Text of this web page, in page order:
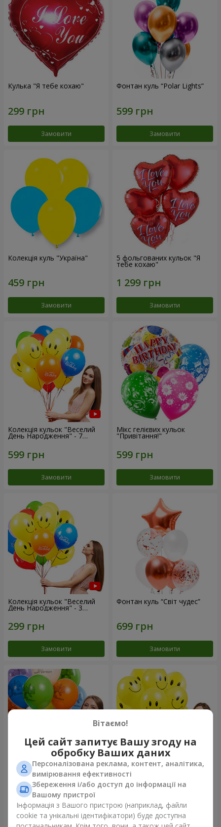
Кулька "Я тебе кохаю"
Замовити
Фонтан куль “Polar Lights”
Замовити
Колекція куль "Україна"
Замовити
5 фольгованих кульок "Я
тебе кохаю"
Замовити
Колекція кульок "Веселий
День Народження" - 7
кульок
Замовити
Мікс гелієвих кульок
"Привітання!"
Замовити
Колекція кульок "Веселий
День Народження" - 3
кульки
Замовити
Фонтан куль “Світ чудес”
Замовити
Коллекция шариков "День
рождения" (с Тедди)
Замовити
Колекція кульок "Смайлики"
- 5 кульок
Замовити
Вітаємо!
Цей сайт запитує Вашу згоду на
обробку Ваших даних
Персоналізована реклама, контент, аналітика,
вимірювання ефективності
Збереження і/або доступ до інформації на
Вашому пристрої
Інформація з Вашого пристрою (наприклад, файли
cookie та унікальні ідентифікатори) буде доступна